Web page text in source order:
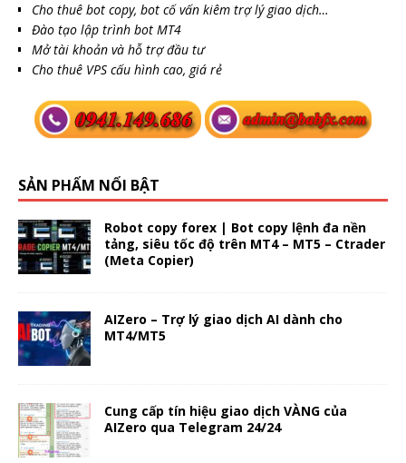
Cho thuê bot copy, bot cố vấn kiêm trợ lý giao dịch…
Đào tạo lập trình bot MT4
Mở tài khoản và hỗ trợ đầu tư
Cho thuê VPS cấu hình cao, giá rẻ
SẢN PHẨM NỔI BẬT
Robot copy forex | Bot copy lệnh đa nền
tảng, siêu tốc độ trên MT4 – MT5 – Ctrader
(Meta Copier)
AIZero – Trợ lý giao dịch AI dành cho
MT4/MT5
Cung cấp tín hiệu giao dịch VÀNG của
AIZero qua Telegram 24/24